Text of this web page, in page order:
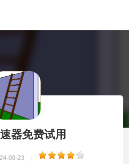
器免费试用
09-23